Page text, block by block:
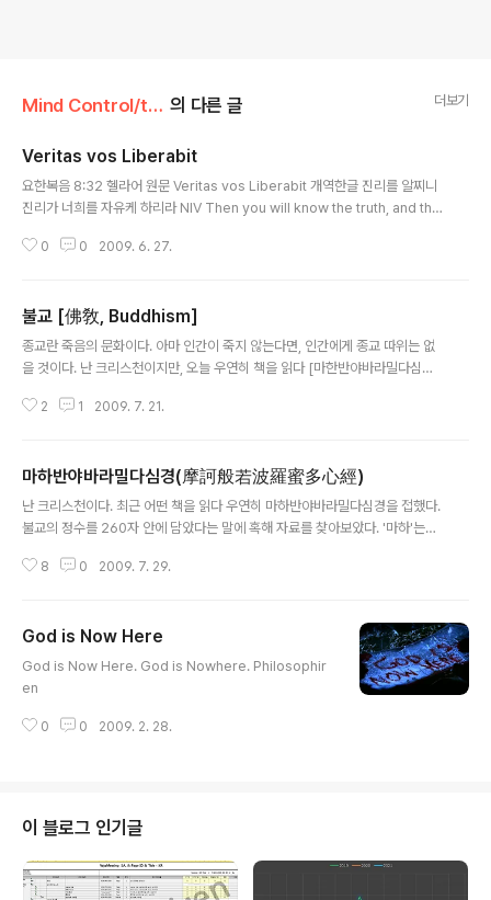
Mind Control/the Faith 의 다른 글 더보기
Veritas vos Liberabit
요한복음 8:32 헬라어 원문 Veritas vos Liberabit 개역한글 진리를 알찌니
진리가 너희를 자유케 하리라 NIV Then you will know the truth, and the
리인지는 어떻게 정의할까... Philosophiren
0 0 2009. 6. 27.
불교 [佛敎, Buddhism]
종교란 죽음의 문화이다. 아마 인간이 죽지 않는다면, 인간에게 종교 따위는 없
을 것이다. 난 크리스천이지만, 오늘 우연히 책을 읽다 [마한반야바라밀다심경]
뜻이다. "바라밀다"는 건너가다는 뜻이다. 아제아제 바라아제 라는 영화 제목을
을 이루세" 이다. 우연히 불교의 교리 몇가지를 수박 겉핥기 하고 Feel 받아 써
본다. ps - Feel 받은 김에 하나 더 . 나무아미타불 관세음보살 .... 대한민국 사
람이라면 다 알만한 이 구절은... 나무 - 의지하다. 즉 Rel..
2 1 2009. 7. 21.
마하반야바라밀다심경(摩訶般若波羅蜜多心經)
난 크리스천이다. 최근 어떤 책을 읽다 우연히 마하반야바라밀다심경을 접했다.
불교의 정수를 260자 안에 담았다는 말에 혹해 자료를 찾아보았다. '마하'는
'건너가다'는 뜻이다. 내가 알기로 많은 수의 불교 경전들이 산스크리트어로 만
마하반야바라밀다심경을 실어 본다. 마하반야바라밀다심경(摩訶般若波羅蜜
多心經) 觀自在菩薩 行深般若波羅蜜多時 照見五蘊皆空 度一切苦厄
관자재보살 행심반야바라밀다시 조견오온개공 도일체고액 관자재보살이 깊은
8 0 2009. 7. 29.
God is Now Here
God is Now Here. God is Nowhere. Philosophir
en
0 0 2009. 2. 28.
이 블로그 인기글